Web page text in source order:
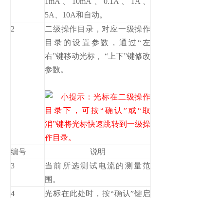
5A、10A和自动。
2
二级操作目录，对应一级操作
目录的设置参数，通过“左
右”键移动光标， “上下”键修改
参数。
小提示：光标在二级操作
目录下，可按“确认”或“取
消”键将光标快速跳转到一级操
作目录。
编号
说明
3
当前所选测试电流的测量范
围。
4
光标在此处时，按“确认”键启